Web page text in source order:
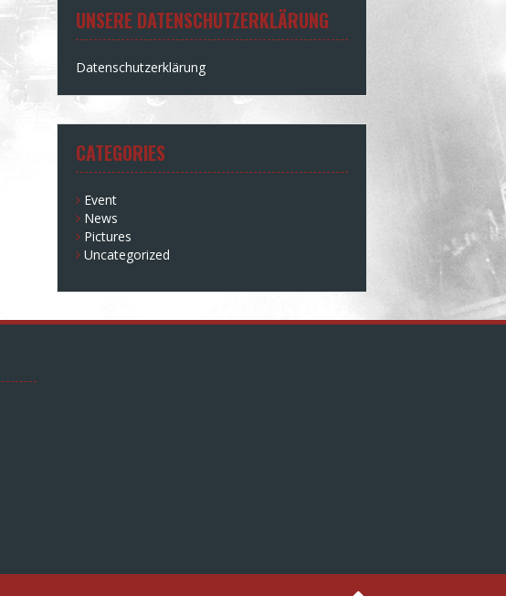
UNSERE DATENSCHUTZERKLÄRUNG
Datenschutzerklärung
CATEGORIES
Event
News
Pictures
Uncategorized